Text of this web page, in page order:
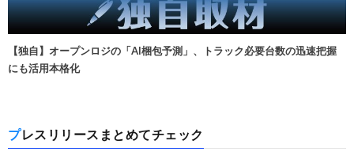
【独自】オープンロジの「AI梱包予測」、トラック必要台数の迅速把握
にも活用本格化
プレスリリースまとめてチェック